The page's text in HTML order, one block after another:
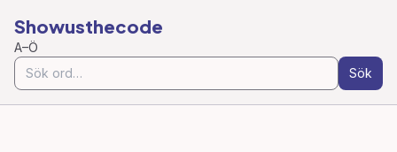
Showusthecode
A–Ö
Sök